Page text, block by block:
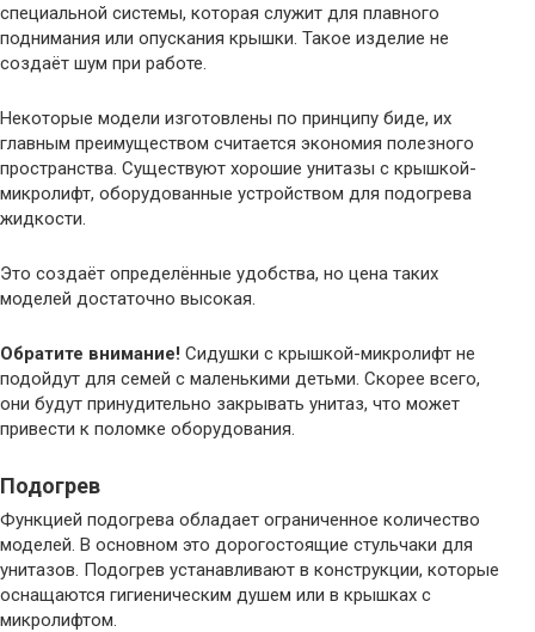
специальной системы, которая служит для плавного
поднимания или опускания крышки. Такое изделие не
создаёт шум при работе.
Некоторые модели изготовлены по принципу биде, их
главным преимуществом считается экономия полезного
пространства. Существуют хорошие унитазы с крышкой-
микролифт, оборудованные устройством для подогрева
жидкости.
Это создаёт определённые удобства, но цена таких
моделей достаточно высокая.
Обратите внимание! Сидушки с крышкой-микролифт не
подойдут для семей с маленькими детьми. Скорее всего,
они будут принудительно закрывать унитаз, что может
привести к поломке оборудования.
Подогрев
Функцией подогрева обладает ограниченное количество
моделей. В основном это дорогостоящие стульчаки для
унитазов. Подогрев устанавливают в конструкции, которые
оснащаются гигиеническим душем или в крышках с
микролифтом.